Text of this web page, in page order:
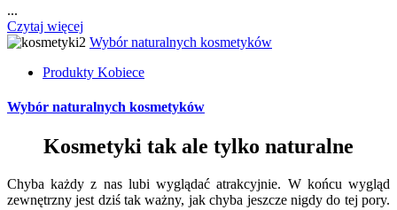
...
Czytaj więcej
Wybór naturalnych kosmetyków
Produkty Kobiece
Wybór naturalnych kosmetyków
Kosmetyki tak ale tylko naturalne
Chyba każdy z nas lubi wyglądać atrakcyjnie. W końcu wygląd
zewnętrzny jest dziś tak ważny, jak chyba jeszcze nigdy do tej pory.